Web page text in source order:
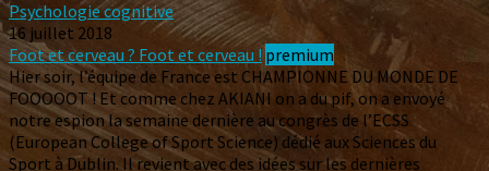
Psychologie cognitive
16 juillet 2018
Foot et cerveau ? Foot et cerveau ! premium
Hier soir, l’équipe de France est CHAMPIONNE DU MONDE DE
FOOOOOT ! Et comme chez AKIANI on a du pif, on a envoyé
notre espion la semaine dernière au congrès de l’ECSS
(European College of Sport Science) dédié aux Sciences du
Sport à Dublin. Il revient avec des idées sur les dernières